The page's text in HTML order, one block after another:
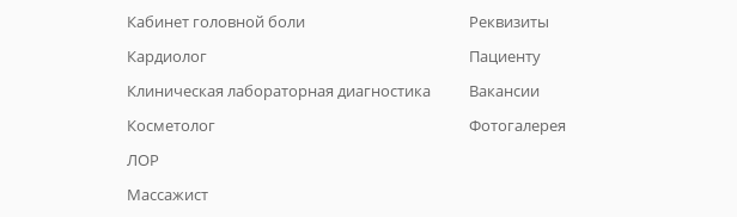
Кабинет головной боли
Кардиолог
Клиническая лабораторная диагностика
Косметолог
ЛОР
Массажист
Реквизиты
Пациенту
Вакансии
Фотогалерея